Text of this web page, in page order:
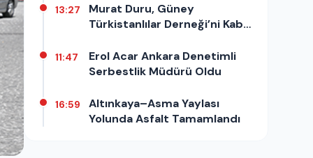
13:27
Murat Duru, Güney
Türkistanlılar Derneği’ni Kabul
11:47
Erol Acar Ankara Denetimli
Serbestlik Müdürü Oldu
16:59
Altınkaya–Asma Yaylası
Yolunda Asfalt Tamamlandı